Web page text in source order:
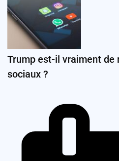
Trump est-il vraiment de
sociaux ?